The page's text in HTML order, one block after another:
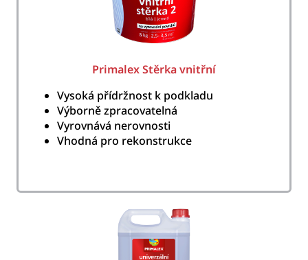
Primalex Stěrka vnitřní
Vysoká přídržnost k podkladu
Výborně zpracovatelná
Vyrovnává nerovnosti
Vhodná pro rekonstrukce